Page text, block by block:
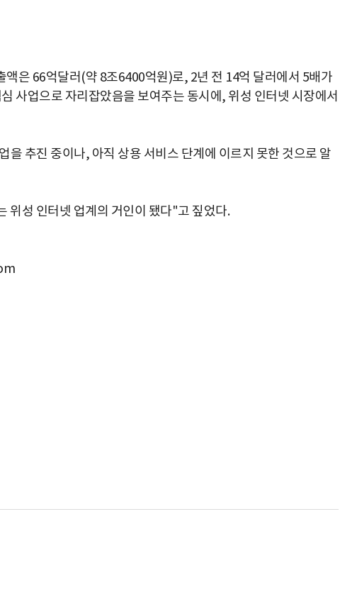
액은 66억달러(약 8조6400억원)로, 2년 전 14억 달러에서 5배가
사업으로 자리잡았음을 보여주는 동시에, 위성 인터넷 시장에서
을 추진 중이나, 아직 상용 서비스 단계에 이르지 못한 것으로 알
위성 인터넷 업계의 거인이 됐다"고 짚었다.